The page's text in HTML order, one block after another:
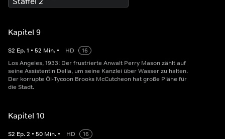
Kapitel 9
S2 Ep.1 • 52 Min. • HD
16
Los Angeles, 1933: Der frustrierte Anwalt Perry Mason zählt auf
seine Assistentin Della, um seine Kanzlei über Wasser zu halten.
Der korrupte Öl-Tycoon Brooks McCutcheon hat große Pläne für
die Stadt.
Kapitel 10
S2 Ep.2 • 50 Min. • HD
16